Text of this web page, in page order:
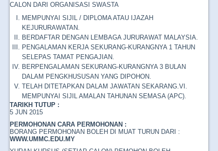
CALON DARI ORGANISASI SWASTA
MEMPUNYAI SIJIL / DIPLOMA ATAU IJAZAH
KEJURURAWATAN.
BERDAFTAR DENGAN LEMBAGA JURURAWAT MALAYSIA.
PENGALAMAN KERJA SEKURANG-KURANGNYA 1 TAHUN
SELEPAS TAMAT PENGAJIAN.
BERPENGALAMAN SEKURANG-KURANGNYA 3 BULAN
DALAM PENGKHUSUSAN YANG DIPOHON.
TELAH DITETAPKAN DALAM JAWATAN SEKARANG.VI.
MEMPUNYAI SIJIL AMALAN TAHUNAN SEMASA (APC).
TARIKH TUTUP :
5 JUN 2015
PERMOHONAN CARA PERMOHONAN :
BORANG PERMOHONAN BOLEH DI MUAT TURUN DARI :
WWW.UMMC.EDU.MY